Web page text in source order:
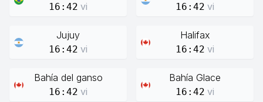
16:42 vi 16:42 vi
Jujuy
16:42 vi
Halifax
16:42 vi
Bahía del ganso
16:42 vi
Bahía Glace
16:42 vi